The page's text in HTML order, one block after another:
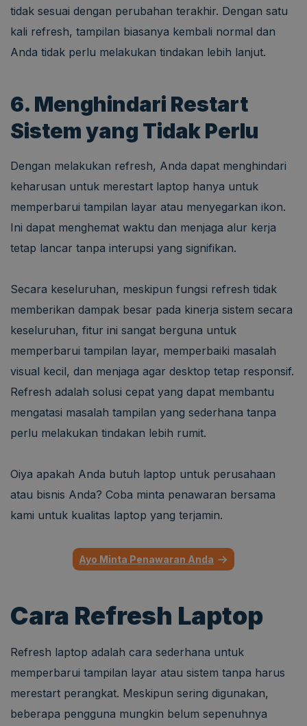
tidak sesuai dengan perubahan terakhir. Dengan satu
kali refresh, tampilan biasanya kembali normal dan
Anda tidak perlu melakukan tindakan lebih lanjut.
6. Menghindari Restart
Sistem yang Tidak Perlu
Dengan melakukan refresh, Anda dapat menghindari
keharusan untuk merestart laptop hanya untuk
memperbarui tampilan layar atau menyegarkan ikon.
Ini dapat menghemat waktu dan menjaga alur kerja
tetap lancar tanpa interupsi yang signifikan.
Secara keseluruhan, meskipun fungsi refresh tidak
memberikan dampak besar pada kinerja sistem secara
keseluruhan, fitur ini sangat berguna untuk
memperbarui tampilan layar, memperbaiki masalah
visual kecil, dan menjaga agar desktop tetap responsif.
Refresh adalah solusi cepat yang dapat membantu
mengatasi masalah tampilan yang sederhana tanpa
perlu melakukan tindakan lebih rumit.
Oiya apakah Anda butuh laptop untuk perusahaan
atau bisnis Anda? Coba minta penawaran bersama
kami untuk kualitas laptop yang terjamin.
Ayo Minta Penawaran Anda
Cara Refresh Laptop
Refresh laptop adalah cara sederhana untuk
memperbarui tampilan layar atau sistem tanpa harus
merestart perangkat. Meskipun sering digunakan,
beberapa pengguna mungkin belum sepenuhnya